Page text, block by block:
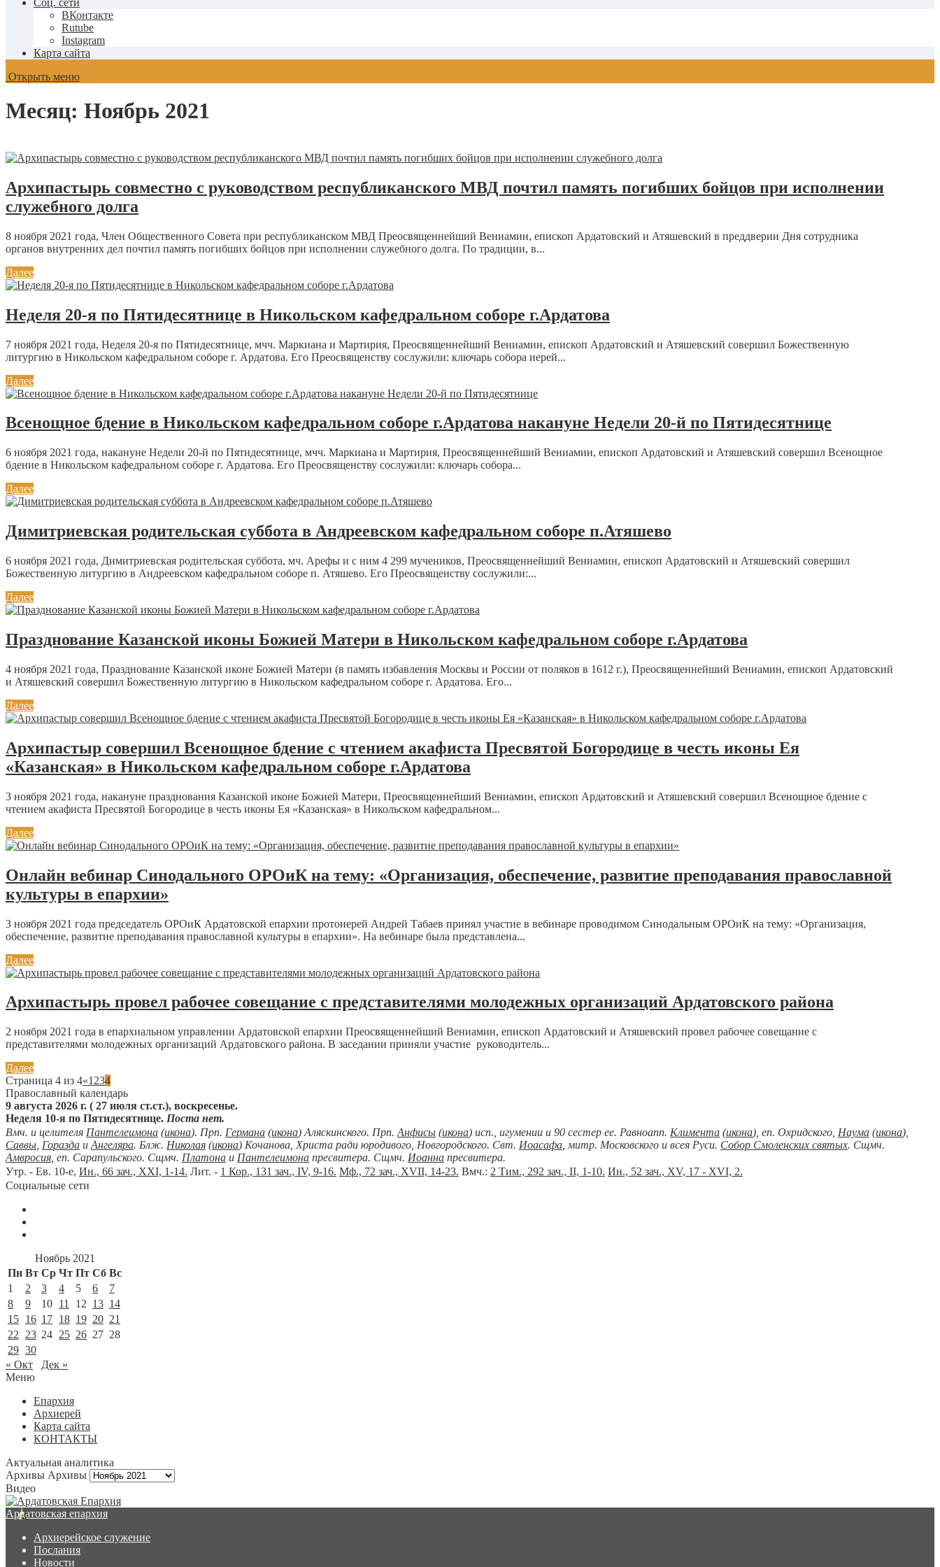
Соц. сети
ВКонтакте
Rutube
Instagram
Карта сайта
Открыть меню
Месяц: Ноябрь 2021
Архипастырь совместно с руководством республиканского МВД почтил память погибших бойцов при исполнении
служебного долга
8 ноября 2021 года, Член Общественного Совета при республиканском МВД Преосвященнейший Вениамин, епископ Ардатовский и Атяшевский в преддверии Дня сотрудника
органов внутренних дел почтил память погибших бойцов при исполнении служебного долга. По традиции, в...
Далее
Неделя 20-я по Пятидесятнице в Никольском кафедральном соборе г.Ардатова
7 ноября 2021 года, Неделя 20-я по Пятидесятнице, мчч. Маркиана и Мартирия, Преосвященнейший Вениамин, епископ Ардатовский и Атяшевский совершил Божественную
литургию в Никольском кафедральном соборе г. Ардатова. Его Преосвященству сослужили: ключарь собора иерей...
Далее
Всенощное бдение в Никольском кафедральном соборе г.Ардатова накануне Недели 20-й по Пятидесятнице
6 ноября 2021 года, накануне Недели 20-й по Пятидесятнице, мчч. Маркиана и Мартирия, Преосвященнейший Вениамин, епископ Ардатовский и Атяшевский совершил Всенощное
бдение в Никольском кафедральном соборе г. Ардатова. Его Преосвященству сослужили: ключарь собора...
Далее
Димитриевская родительская суббота в Андреевском кафедральном соборе п.Атяшево
6 ноября 2021 года, Димитриевская родительская суббота, мч. Арефы и с ним 4 299 мучеников, Преосвященнейший Вениамин, епископ Ардатовский и Атяшевский совершил
Божественную литургию в Андреевском кафедральном соборе п. Атяшево. Его Преосвященству сослужили:...
Далее
Празднование Казанской иконы Божией Матери в Никольском кафедральном соборе г.Ардатова
4 ноября 2021 года, Празднование Казанской иконе Божией Матери (в память избавления Москвы и России от поляков в 1612 г.), Преосвященнейший Вениамин, епископ Ардатовский
и Атяшевский совершил Божественную литургию в Никольском кафедральном соборе г. Ардатова. Его...
Далее
Архипастыр совершил Всенощное бдение с чтением акафиста Пресвятой Богородице в честь иконы Ея
«Казанская» в Никольском кафедральном соборе г.Ардатова
3 ноября 2021 года, накануне празднования Казанской иконе Божией Матери, Преосвященнейший Вениамин, епископ Ардатовский и Атяшевский совершил Всенощное бдение с
чтением акафиста Пресвятой Богородице в честь иконы Ея «Казанская» в Никольском кафедральном...
Далее
Онлайн вебинар Синодального ОРОиК на тему: «Организация, обеспечение, развитие преподавания православной
культуры в епархии»
3 ноября 2021 года председатель ОРОиК Ардатовской епархии протоиерей Андрей Табаев принял участие в вебинаре проводимом Синодальным ОРОиК на тему: «Организация,
обеспечение, развитие преподавания православной культуры в епархии». На вебинаре была представлена...
Далее
Архипастырь провел рабочее совещание с представителями молодежных организаций Ардатовского района
2 ноября 2021 года в епархиальном управлении Ардатовской епархии Преосвященнейший Вениамин, епископ Ардатовский и Атяшевский провел рабочее совещание с
представителями молодежных организаций Ардатовского района. В заседании приняли участие руководитель...
Далее
Страница 4 из 4«1 234
Православный календарь
9 августа 2026 г. ( 27 июля ст.ст.), воскресенье.
Неделя 10-я по Пятидесятнице. Поста нет.
Вмч. и целителя Пантелеимона (икона). Прп. Германа (икона) Аляскинского. Прп. Анфисы (икона) исп., игумении и 90 сестер ее. Равноапп. Климента (икона), еп. Охридского, Наума (икона),
Саввы Горазда и Ангеляра. Блж. Николая (икона) Кочанова, Христа ради юродивого, Новгородского. Свт. Иоасафа , митр. Московского и всея Руси. Собор Смоленских святых. Сщмч.
Амвросия , еп. Сарапульского. Сщмч. Платона и Пантелеимона пресвитера. Сщмч. Иоанна пресвитера.
Утр. - Ев. 10-е, Ин., 66 зач., XXI, 1-14. Лит. - 1 Кор., 131 зач., IV, 9-16. Мф., 72 зач., XVII, 14-23. Вмч.: 2 Тим., 292 зач., II, 1-10. Ин., 52 зач., XV, 17 - XVI, 2.
Социальные сети
Ноябрь 2021
Пн Вт Ср Чт Пт Сб Вс
1
2 3 4 5 6
7
8
9 10 11 12 13 14
15 16 17 18 19 20 21
22
23 24 25 26 27 28
29 30
« Окт
Дек »
Меню
Епархия
Архиерей
Карта сайта
КОНТАКТЫ
Актуальная аналитика
Архивы Архивы
Видео
Ардатовская епархия
Архиерейское служение
Послания
Новости